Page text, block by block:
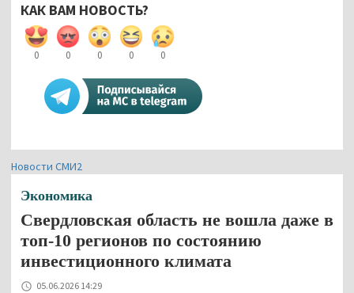
КАК ВАМ НОВОСТЬ?
0 0 0 0 0
Новости СМИ2
Экономика
Свердловская область не вошла даже в
топ-10 регионов по состоянию
инвестиционного климата
05.06.2026 14:29